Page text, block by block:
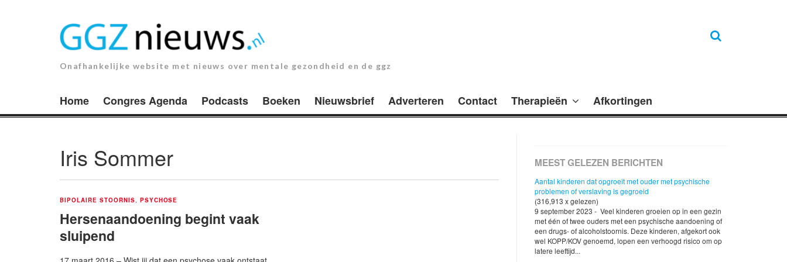
Onafhankelijke website met nieuws over mentale gezondheid en de ggz
Home Congres Agenda Podcasts Boeken Nieuwsbrief Adverteren Contact Therapieën Afkortingen
Iris Sommer
BIPOLAIRE STOORNIS PSYCHOSE
Hersenaandoening begint vaak
sluipend
MEEST GELEZEN BERICHTEN
Aantal kinderen dat opgroeit met ouder met psychische
problemen of verslaving is gegroeid
(316,913 x gelezen)
9 september 2023 - Veel kinderen groeien op in een gezin
met één of twee ouders met een psychische aandoening of
een drugs- of alcoholstoornis. Deze kinderen, afgekort ook
wel KOPP/KOV genoemd, lopen een verhoogd risico om op
latere leeftijd...